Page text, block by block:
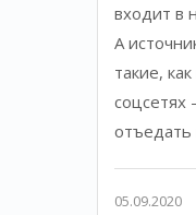
входит в
А
такие,
отъедать
05.09.2020